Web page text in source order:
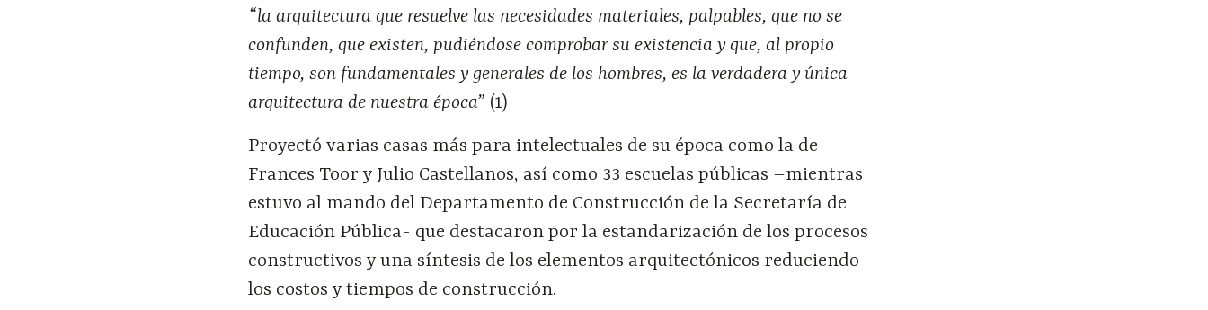
“la arquitectura que resuelve las necesidades materiales, palpables, que no se
confunden, que existen, pudiéndose comprobar su existencia y que, al propio
tiempo, son fundamentales y generales de los hombres, es la verdadera y única
arquitectura de nuestra época” (1)
Proyectó varias casas más para intelectuales de su época como la de
Frances Toor y Julio Castellanos, así como 33 escuelas públicas –mientras
estuvo al mando del Departamento de Construcción de la Secretaría de
Educación Pública- que destacaron por la estandarización de los procesos
constructivos y una síntesis de los elementos arquitectónicos reduciendo
los costos y tiempos de construcción.